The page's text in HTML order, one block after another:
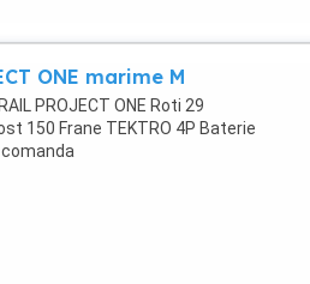
ONE marime M
PROJECT ONE Roti 29
150 Frane TEKTRO 4P Baterie